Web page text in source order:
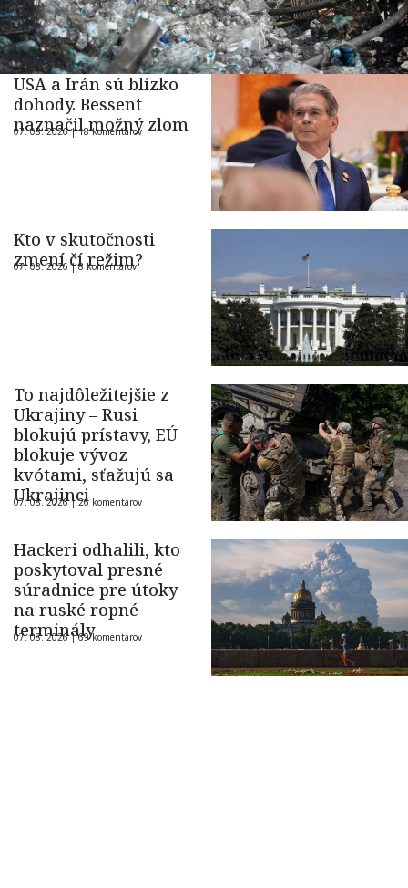
USA a Irán sú blízko
dohody. Bessent
naznačil možný zlom
07. 08. 2026 |18 komentárov
Kto v skutočnosti
zmení čí režim?
07. 08. 2026 |8 komentárov
To najdôležitejšie z
Ukrajiny – Rusi
blokujú prístavy, EÚ
blokuje vývoz
kvótami, sťažujú sa
Ukrajinci
07. 08. 2026 |26 komentárov
Hackeri odhalili, kto
poskytoval presné
súradnice pre útoky
na ruské ropné
terminály
07. 08. 2026 |69 komentárov